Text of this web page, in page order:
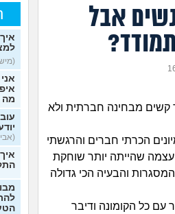
אבל
קשים מבחינה חברתית ולא
הכרתי חברים והרגשתי
שהייתה יותר שוחקת
והבעיה הכי גדולה
עם כל הקומונה ודיבר
מה
(אבי99, בן 22)